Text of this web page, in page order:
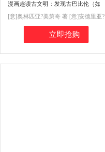
漫画趣读古文明：发现古巴比伦（如
果你对曾经辉煌灿烂的古代苏美尔
人，巴比伦人，米诺斯人和腓尼基人
的文明感兴趣，千万不要错过这本超
有趣的历史漫画书）
[意]奥林匹亚?美第奇 著 [意]安德里亚?
达拉?丰塔纳 绘 田众非 译
立即抢购